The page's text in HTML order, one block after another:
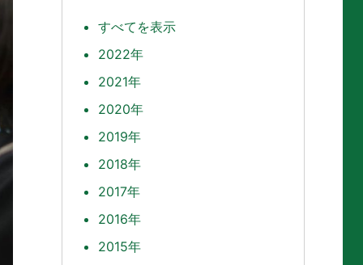
すべてを表示
2022年
2021年
2020年
2019年
2018年
2017年
2016年
2015年